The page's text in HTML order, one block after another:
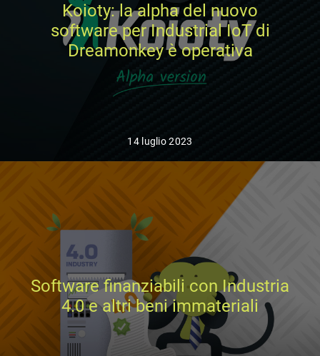
Koioty: la alpha del nuovo
software per Industrial IoT di
Dreamonkey è operativa
14 luglio 2023
Software finanziabili con Industria
4.0 e altri beni immateriali